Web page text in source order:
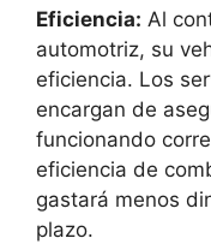
Eficiencia: Al
automotriz, su
eficiencia. Los
encargan de
funcionando
eficiencia de
gastará menos
plazo.